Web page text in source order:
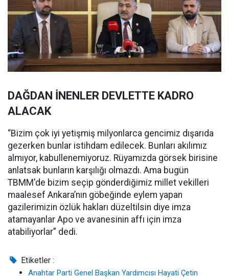
DAĞDAN İNENLER DEVLETTE KADRO
ALACAK
“Bizim çok iyi yetişmiş milyonlarca gencimiz dışarıda
gezerken bunlar istihdam edilecek. Bunları akılımız
almıyor, kabullenemiyoruz. Rüyamızda görsek birisine
anlatsak bunların karşılığı olmazdı. Ama bugün
TBMM'de bizim seçip gönderdiğimiz millet vekilleri
maalesef Ankara’nın göbeğinde eylem yapan
gazilerimizin özlük hakları düzeltilsin diye imza
atamayanlar Apo ve avanesinin affı için imza
atabiliyorlar” dedi.
Etiketler :
Anahtar Parti Genel Başkan Yardımcısı Hayati Çetin